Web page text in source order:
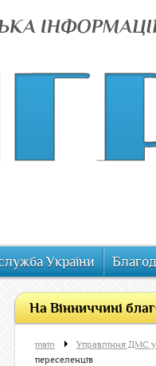
України
На Вінниччині
main
Управління ДМС у
переселенців